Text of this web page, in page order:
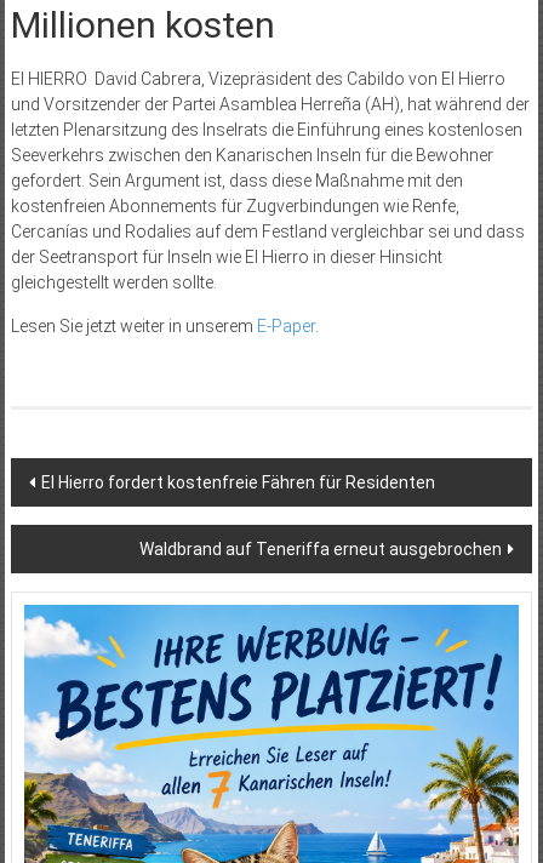
Millionen kosten
El HIERRO David Cabrera, Vizepräsident des Cabildo von El Hierro
und Vorsitzender der Partei Asamblea Herreña (AH), hat während der
letzten Plenarsitzung des Inselrats die Einführung eines kostenlosen
Seeverkehrs zwischen den Kanarischen Inseln für die Bewohner
gefordert. Sein Argument ist, dass diese Maßnahme mit den
kostenfreien Abonnements für Zugverbindungen wie Renfe,
Cercanías und Rodalies auf dem Festland vergleichbar sei und dass
der Seetransport für Inseln wie El Hierro in dieser Hinsicht
gleichgestellt werden sollte.
Lesen Sie jetzt weiter in unserem E-Paper.
Beitragsnavigation
El Hierro fordert kostenfreie Fähren für Residenten
Waldbrand auf Teneriffa erneut ausgebrochen